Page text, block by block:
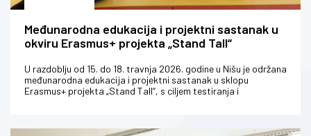
Međunarodna edukacija i projektni sastanak u
okviru Erasmus+ projekta „Stand Tall“
U razdoblju od 15. do 18. travnja 2026. godine u Nišu je održana
međunarodna edukacija i projektni sastanak u sklopu
Erasmus+ projekta „Stand Tall“, s ciljem testiranja i